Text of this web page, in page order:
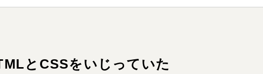
とCSSをいじっていた